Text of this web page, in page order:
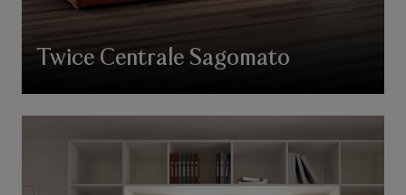
Twice Centrale Sagomato